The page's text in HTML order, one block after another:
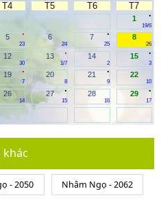
T4 T5 T6 T7
.
1
19/6
.
5
23
6
24
.
7
25
8
26
12
30
.
13
1/7
14
2
.
15
3
.
19
7
20
8
.
21
9
22
10
26
14
.
27
15
28
16
.
29
17
khác
- 2050 Nhâm Ngọ - 2062